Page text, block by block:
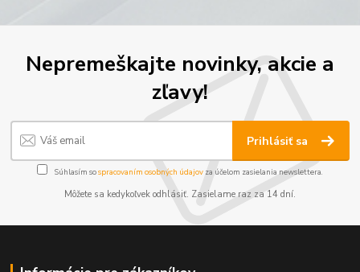
Nepremeškajte novinky, akcie a
zľavy!
Prihlásiť sa
Súhlasím sospracovaním osobných údajov za účelom zasielania newslettera.
Môžete sa kedykoľvek odhlásiť. Zasielame raz za 14 dní.